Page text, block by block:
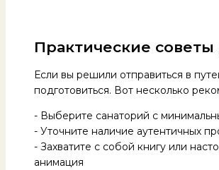
Практические
Если вы решили отправиться в
подготовиться. Вот несколько
- Выберите санаторий с
- Уточните наличие аутентичных
- Захватите с собой книгу или
анимация